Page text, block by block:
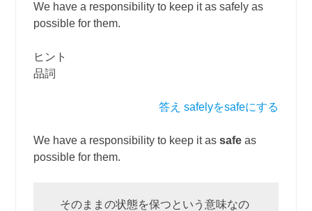
We have a responsibility to keep it as safely as
possible for them.
ヒント
品詞
答え safelyをsafeにする
We have a responsibility to keep it assafe as
possible for them.
そのままの状態を保つという意味なの